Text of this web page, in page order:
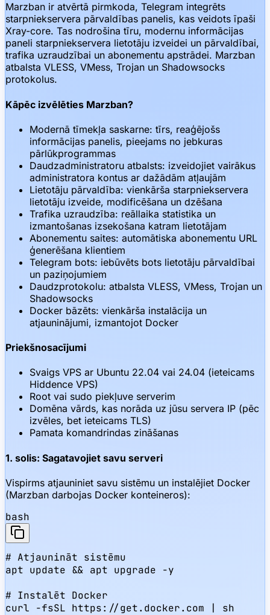
Marzban ir atvērtā pirmkoda, Telegram integrēts
starpniekservera pārvaldības panelis, kas veidots īpaši
Xray-core. Tas nodrošina tīru, modernu informācijas
paneli starpniekservera lietotāju izveidei un pārvaldībai,
trafika uzraudzībai un abonementu apstrādei. Marzban
atbalsta VLESS, VMess, Trojan un Shadowsocks
protokolus.
Kāpēc izvēlēties Marzban?
Modernā tīmekļa saskarne: tīrs, reaģējošs
informācijas panelis, pieejams no jebkuras
pārlūkprogrammas
Daudzadministratoru atbalsts: izveidojiet vairākus
administratora kontus ar dažādām atļaujām
Lietotāju pārvaldība: vienkārša starpniekservera
lietotāju izveide, modificēšana un dzēšana
Trafika uzraudzība: reāllaika statistika un
izmantošanas izsekošana katram lietotājam
Abonementu saites: automātiska abonementu URL
ģenerēšana klientiem
Telegram bots: iebūvēts bots lietotāju pārvaldībai
un paziņojumiem
Daudzprotokolu: atbalsta VLESS, VMess, Trojan un
Shadowsocks
Docker bāzēts: vienkārša instalācija un
atjauninājumi, izmantojot Docker
Priekšnosacījumi
Svaigs VPS ar Ubuntu 22.04 vai 24.04 (ieteicams
Hiddence VPS)
Root vai sudo piekļuve serverim
Domēna vārds, kas norāda uz jūsu servera IP (pēc
izvēles, bet ieteicams TLS)
Pamata komandrindas zināšanas
1. solis: Sagatavojiet savu serveri
Vispirms atjauniniet savu sistēmu un instalējiet Docker
(Marzban darbojas Docker konteineros):
bash
# Atjaunināt sistēmu
apt update && apt upgrade -y
# Instalēt Docker
curl -fsSL https://get.docker.com | sh